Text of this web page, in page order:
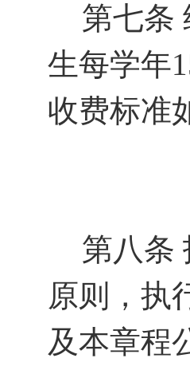
第七条
生每学年
收费标准
第八条
原则，执
及本章程